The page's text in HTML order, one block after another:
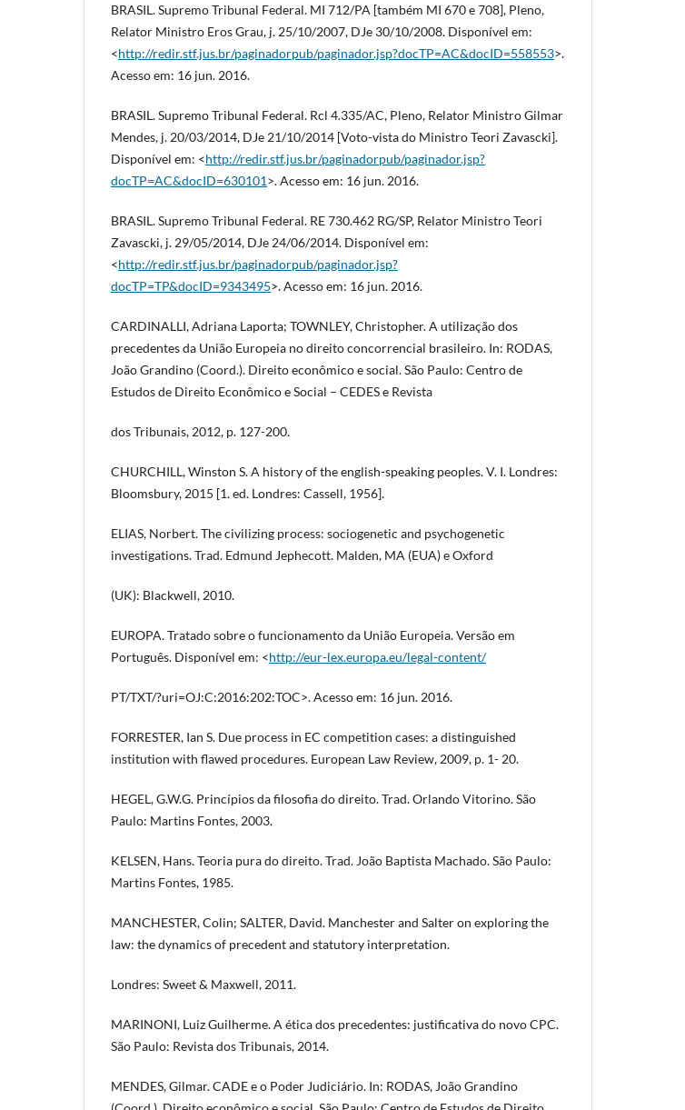
BRASIL. Supremo Tribunal Federal. MI 712/PA [também MI 670 e 708], Pleno,
Relator Ministro Eros Grau, j. 25/10/2007, DJe 30/10/2008. Disponível em:
<http://redir.stf.jus.br/paginadorpub/paginador.jsp?docTP=AC&docID=558553>.
Acesso em: 16 jun. 2016.
BRASIL. Supremo Tribunal Federal. Rcl 4.335/AC, Pleno, Relator Ministro Gilmar
Mendes, j. 20/03/2014, DJe 21/10/2014 [Voto-vista do Ministro Teori Zavascki].
Disponível em: <http://redir.stf.jus.br/paginadorpub/paginador.jsp?
docTP=AC&docID=630101>. Acesso em: 16 jun. 2016.
BRASIL. Supremo Tribunal Federal. RE 730.462 RG/SP, Relator Ministro Teori
Zavascki, j. 29/05/2014, DJe 24/06/2014. Disponível em:
<http://redir.stf.jus.br/paginadorpub/paginador.jsp?
docTP=TP&docID=9343495>. Acesso em: 16 jun. 2016.
CARDINALLI, Adriana Laporta; TOWNLEY, Christopher. A utilização dos
precedentes da União Europeia no direito concorrencial brasileiro. In: RODAS,
João Grandino (Coord.). Direito econômico e social. São Paulo: Centro de
Estudos de Direito Econômico e Social – CEDES e Revista
dos Tribunais, 2012, p. 127-200.
CHURCHILL, Winston S. A history of the english-speaking peoples. V. I. Londres:
Bloomsbury, 2015 [1. ed. Londres: Cassell, 1956].
ELIAS, Norbert. The civilizing process: sociogenetic and psychogenetic
investigations. Trad. Edmund Jephecott. Malden, MA (EUA) e Oxford
(UK): Blackwell, 2010.
EUROPA. Tratado sobre o funcionamento da União Europeia. Versão em
Português. Disponível em: <http://eur-lex.europa.eu/legal-content/
PT/TXT/?uri=OJ:C:2016:202:TOC>. Acesso em: 16 jun. 2016.
FORRESTER, Ian S. Due process in EC competition cases: a distinguished
institution with flawed procedures. European Law Review, 2009, p. 1- 20.
HEGEL, G.W.G. Princípios da filosofia do direito. Trad. Orlando Vitorino. São
Paulo: Martins Fontes, 2003.
KELSEN, Hans. Teoria pura do direito. Trad. João Baptista Machado. São Paulo:
Martins Fontes, 1985.
MANCHESTER, Colin; SALTER, David. Manchester and Salter on exploring the
law: the dynamics of precedent and statutory interpretation.
Londres: Sweet & Maxwell, 2011.
MARINONI, Luiz Guilherme. A ética dos precedentes: justificativa do novo CPC.
São Paulo: Revista dos Tribunais, 2014.
MENDES, Gilmar. CADE e o Poder Judiciário. In: RODAS, João Grandino